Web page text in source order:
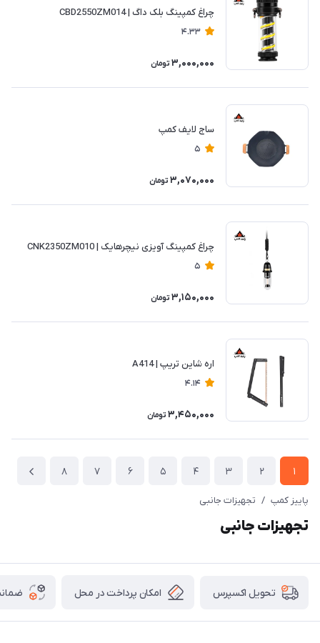
چراغ کمپینگ بلک داگ | CBD2550ZM014
4.33
3,000,000 تومان
ساج لایف کمپ
5
3,070,000 تومان
چراغ کمپینگ آویزی نیچرهایک | CNK2350ZM010
5
3,150,000 تومان
اره شاین تریپ | A414
4.14
3,450,000 تومان
1
2
3
4
5
6
7
8
پاییز کمپ / تجهیزات جانبی
تجهیزات جانبی
تحویل اکسپرس امکان پرداخت در محل